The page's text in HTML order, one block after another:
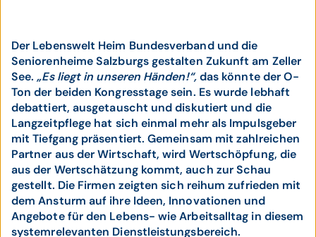
Der Lebenswelt Heim Bundesverband und die
Seniorenheime Salzburgs gestalten Zukunft am Zeller
See.„Es liegt in unseren Händen!“,das könnte der O-
Ton der beiden Kongresstage sein. Es wurde lebhaft
debattiert, ausgetauscht und diskutiert und die
Langzeitpflege hat sich einmal mehr als Impulsgeber
mit Tiefgang präsentiert. Gemeinsam mit zahlreichen
Partner aus der Wirtschaft, wird Wertschöpfung, die
aus der Wertschätzung kommt, auch zur Schau
gestellt. Die Firmen zeigten sich reihum zufrieden mit
dem Ansturm auf ihre Ideen, Innovationen und
Angebote für den Lebens- wie Arbeitsalltag in diesem
systemrelevanten Dienstleistungsbereich.